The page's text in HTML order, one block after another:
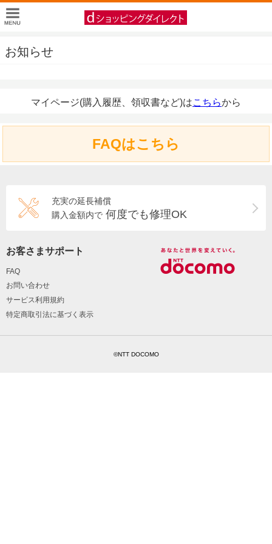
お知らせ
マイページ(購入履歴、領収書など)はこちらから
FAQはこちら
充実の延長補償
購入金額内で 何度でも修理OK
お客さまサポート
FAQ
お問い合わせ
サービス利用規約
特定商取引法に基づく表示
©NTT DOCOMO